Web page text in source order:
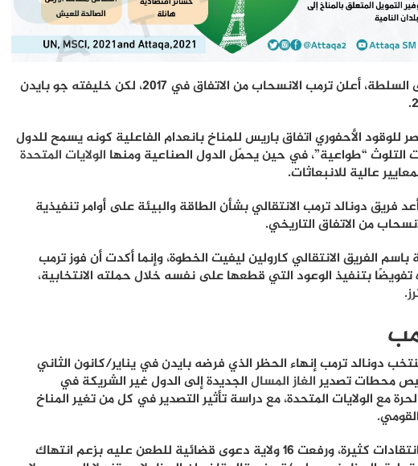
وفور وصولهما إلى السلطة، أعلن ترمب الانسحاب من الاتفاق في 2017، لكن خليفته جو بايدن
للوقود الأحفوري اتفاق باريس للمناخ بانعدام الفاعلية كونه يسمح للدول
التلوث “طواعية”، في حين يحمّل الدول الصناعية ومنها الولايات المتحدة
عالية للانبعاثات.
فريق دونالد ترمب الانتقالي بشأن الطاقة والبيئة على أوامر تنفيذية
من الاتفاق التاريخي.
الفريق الانتقالي كارولين ليفيت الخطوة، وإنما أكدت أن فوز ترمب
تفويضًا بتنفيذ الوعود التي قطعها على نفسه خلال حملته الانتخابية،
.
دونالد ترمب إنهاء الحظر الذي فرضه بايدن في يناير/كانون الثاني
الغاز المسالالجديدة إلى الدول غير الشريكة في
مع الولايات المتحدة، مع دراسة تأثير التصدير في كل من تغير المناخ
وطال قرار الحظر انتقادات كثيرة، ورفعت 16 ولاية دعوى قضائية للطعن عليه بزعم انتهاك